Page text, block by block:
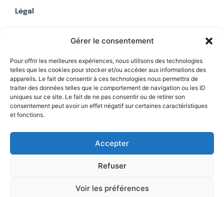
Gérer le consentement
Pour offrir les meilleures expériences, nous utilisons des technologies
telles que les cookies pour stocker et/ou accéder aux informations des
appareils. Le fait de consentir à ces technologies nous permettra de
traiter des données telles que le comportement de navigation ou les ID
uniques sur ce site. Le fait de ne pas consentir ou de retirer son
consentement peut avoir un effet négatif sur certaines caractéristiques
et fonctions.
Accepter
Refuser
Voir les préférences
Légal
Politique de confidentialité
Contact
Soutenez Contrepoints